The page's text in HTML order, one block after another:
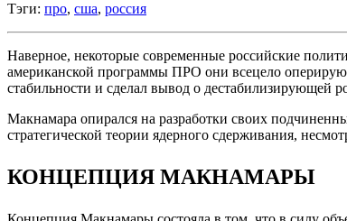
Тэги: про, сша, россия
Наверное, некоторые современные российские
американской программы ПРО они всецело
стабильности и сделал вывод о дестабилизирующей
Макнамара опирался на разработки своих
стратегической теории ядерного сдерживания,
КОНЦЕПЦИЯ МАКНАМАРЫ